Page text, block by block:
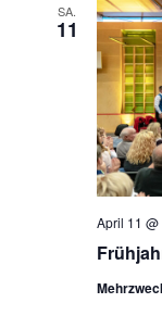
SA.
11
April 11 @